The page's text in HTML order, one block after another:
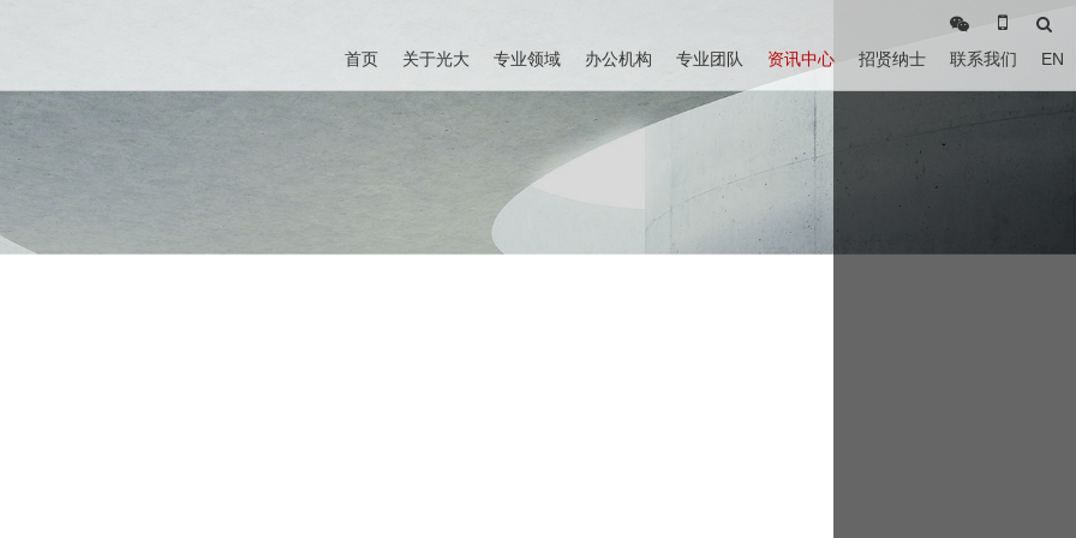
首页 关于光大 专业领域 办公机构 专业团队 资讯中心 招贤纳士 联系我们 EN